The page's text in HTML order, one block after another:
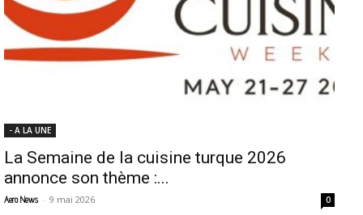
- A LA UNE
La Semaine de la cuisine turque 2026
annonce son thème :...
Aero News - 9 mai 2026 0